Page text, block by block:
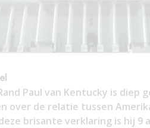
Paul van Kentucky is diep
over de relatie tussen
brisante verklaring is hij 9